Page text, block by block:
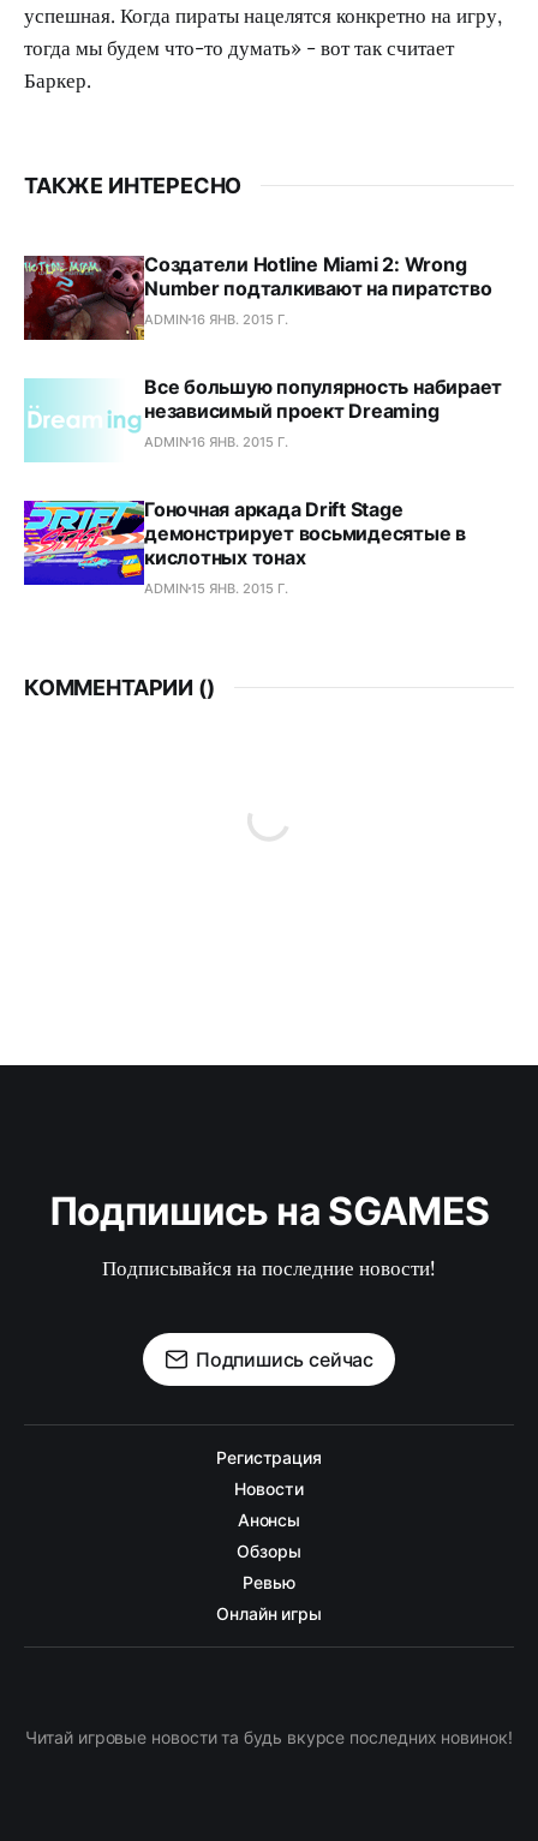
успешная. Когда пираты нацелятся конкретно на игру,
тогда мы будем что-то думать» - вот так считает
Баркер.
ТАКЖЕ ИНТЕРЕСНО
Создатели Hotline Miami 2: Wrong
Number подталкивают на пиратство
ADMIN16 ЯНВ. 2015 Г.
Все большую популярность набирает
независимый проект Dreaming
ADMIN16 ЯНВ. 2015 Г.
Гоночная аркада Drift Stage
демонстрирует восьмидесятые в
кислотных тонах
ADMIN15 ЯНВ. 2015 Г.
КОММЕНТАРИИ ()
Подпишись на SGAMES
Подписывайся на последние новости!
Подпишись сейчас
Регистрация
Новости
Анонсы
Обзоры
Ревью
Онлайн игры
Читай игровые новости та будь вкурсе последних новинок!